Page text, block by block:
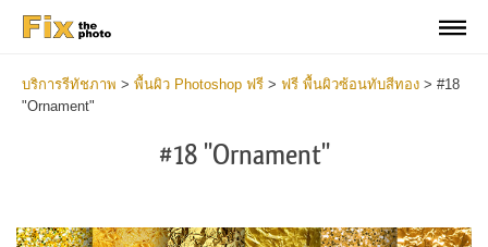
บริการรีทัชภาพ > พื้นผิว Photoshop ฟรี > ฟรี พื้นผิวซ้อนทับสีทอง > #18
"Ornament"
#18 "Ornament"